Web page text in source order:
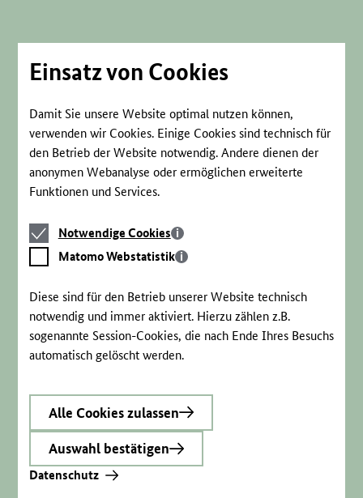
Einsatz von Cookies
Damit Sie unsere Website optimal nutzen können,
verwenden wir Cookies. Einige Cookies sind technisch für
den Betrieb der Website notwendig. Andere dienen der
anonymen Webanalyse oder ermöglichen erweiterte
Funktionen und Services.
Notwendige
Cookies
Notwendige Cookies
Matomo
Webstatistik
Matomo Webstatistik
Diese sind für den Betrieb unserer Website technisch
notwendig und immer aktiviert. Hierzu zählen z.B.
sogenannte Session-Cookies, die nach Ende Ihres Besuchs
automatisch gelöscht werden.
Alle Cookies zulassen
Auswahl bestätigen
Datenschutz